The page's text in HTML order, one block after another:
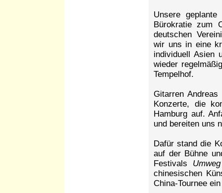
Unsere
Bürokratie zum
deutschen
wir uns in eine
individuell Asien
wieder
Tempelhof.
Gitarren
Konzerte, die
Hamburg auf.
und bereiten uns
Dafür stand die
auf der Bühne
Festivals
chinesischen
China-Tournee